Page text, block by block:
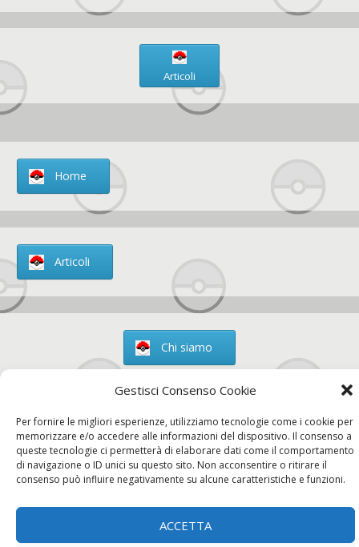
Gestisci Consenso Cookie
Per fornire le migliori esperienze, utilizziamo tecnologie come i cookie per
memorizzare e/o accedere alle informazioni del dispositivo. Il consenso a
queste tecnologie ci permetterà di elaborare dati come il comportamento
di navigazione o ID unici su questo sito. Non acconsentire o ritirare il
consenso può influire negativamente su alcune caratteristiche e funzioni.
ACCETTA
Articoli
Home
Articoli
Chi siamo
Contatti